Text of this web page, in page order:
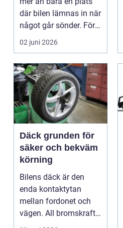
där bilen lämnas in när
något går sönder. För
många biläg...
02 juni 2026
Däck grunden för
säker och bekväm
körning
Bilens däck är den
enda kontaktytan
mellan fordonet och
vägen. All bromskraft,
styrning och accelera...